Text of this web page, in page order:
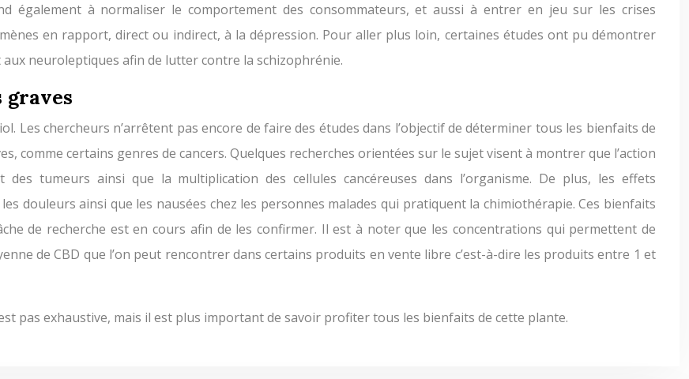
également à normaliser le comportement des consommateurs, et aussi à entrer en jeu sur les crises
en rapport, direct ou indirect, à la dépression. Pour aller plus loin, certaines études ont pu démontrer
neuroleptiques afin de lutter contre la schizophrénie.
graves
Les chercheurs n’arrêtent pas encore de faire des études dans l’objectif de déterminer tous les bienfaits de
comme certains genres de cancers. Quelques recherches orientées sur le sujet visent à montrer que l’action
tumeurs ainsi que la multiplication des cellules cancéreuses dans l’organisme. De plus, les effets
douleurs ainsi que les nausées chez les personnes malades qui pratiquent la chimiothérapie. Ces bienfaits
de recherche est en cours afin de les confirmer. Il est à noter que les concentrations qui permettent de
de CBD que l’on peut rencontrer dans certains produits en vente libre c’est-à-dire les produits entre 1 et
pas exhaustive, mais il est plus important de savoir profiter tous les bienfaits de cette plante.